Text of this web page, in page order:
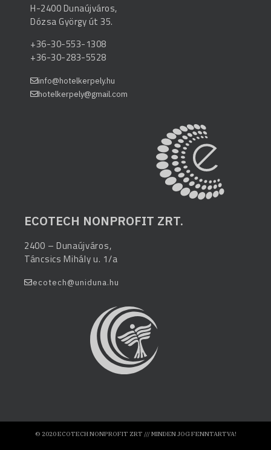
H-2400 Dunaújváros,
Dózsa György út 35.
+36-30-553-1308
+36-30-283-5528
info@hotelkerpely.hu
hotelkerpely@gmail.com
ECOTECH NONPROFIT ZRT.
2400 – Dunaújváros,
Táncsics Mihály u. 1/a
ecotech@uniduna.hu
© 2020 ECOTECH NONPROFIT ZRT /// MINDEN JOG FENNTARTVA!